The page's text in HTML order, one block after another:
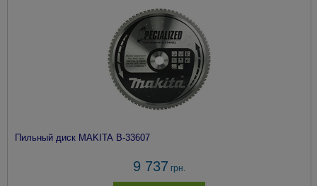
Пильный диск MAKITA B-33607
9 737 грн.